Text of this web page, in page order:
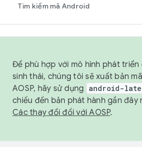
Tìm kiếm mã Android
Để phù hợp với mô hình phát
sinh thái, chúng tôi sẽ xuất bản
AOSP, hãy sử dụng
android-
chiếu đến bản phát hành gần
Các thay đổi đối với AOSP.